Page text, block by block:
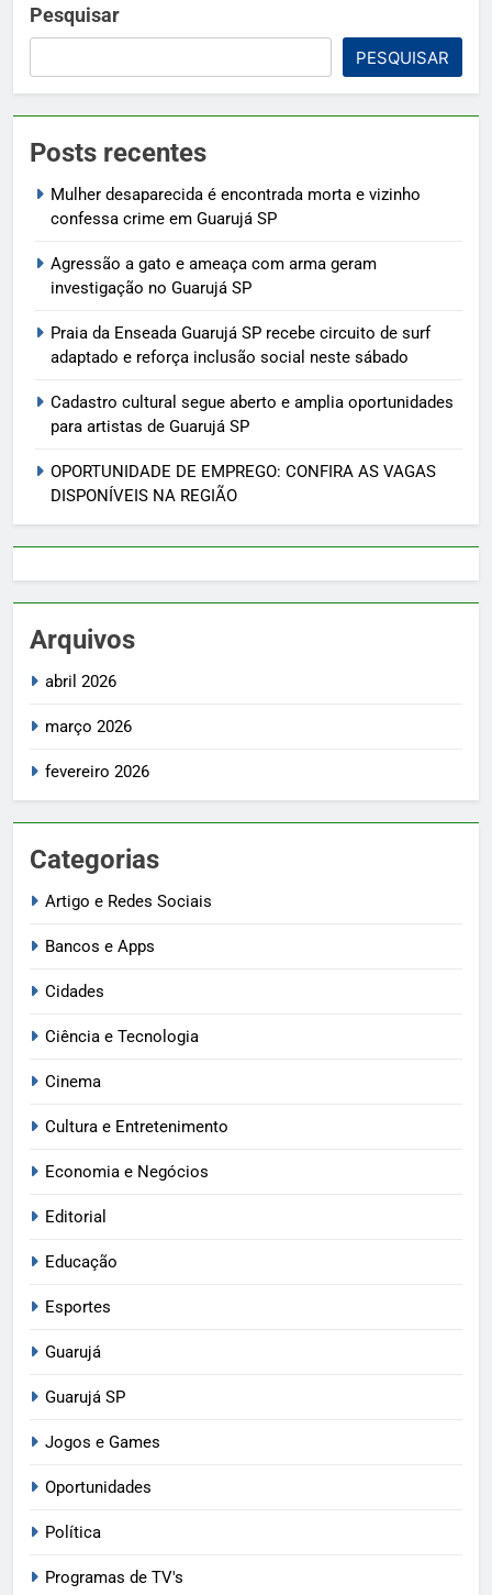
Pesquisar
PESQUISAR
Posts recentes
Mulher desaparecida é encontrada morta e vizinho
confessa crime em Guarujá SP
Agressão a gato e ameaça com arma geram
investigação no Guarujá SP
Praia da Enseada Guarujá SP recebe circuito de surf
adaptado e reforça inclusão social neste sábado
Cadastro cultural segue aberto e amplia oportunidades
para artistas de Guarujá SP
OPORTUNIDADE DE EMPREGO: CONFIRA AS VAGAS
DISPONÍVEIS NA REGIÃO
Arquivos
abril 2026
março 2026
fevereiro 2026
Categorias
Artigo e Redes Sociais
Bancos e Apps
Cidades
Ciência e Tecnologia
Cinema
Cultura e Entretenimento
Economia e Negócios
Editorial
Educação
Esportes
Guarujá
Guarujá SP
Jogos e Games
Oportunidades
Política
Programas de TV's